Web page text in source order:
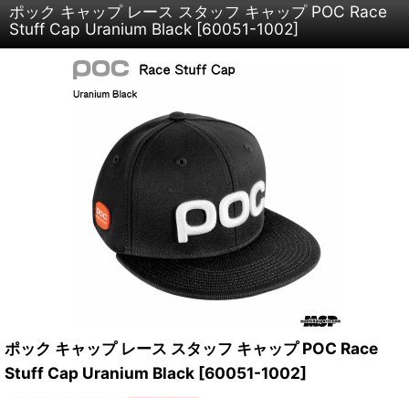
ポック キャップ レース スタッフ キャップ POC Race
Stuff Cap Uranium Black [60051-1002]
ポック キャップ レース スタッフ キャップ POC Race
Stuff Cap Uranium Black [60051-1002]